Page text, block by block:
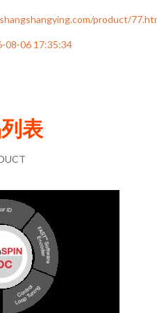
product/
08-06 17:35:34
表